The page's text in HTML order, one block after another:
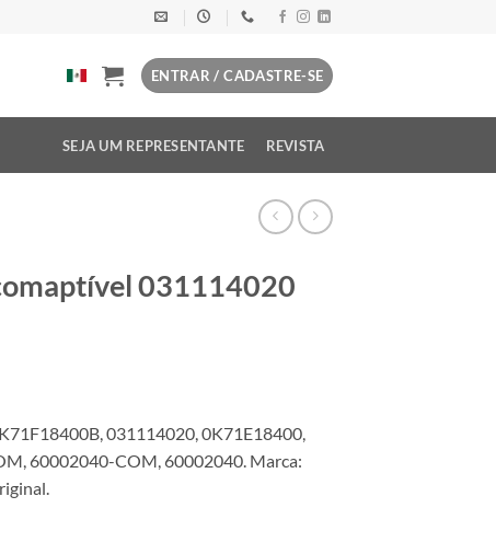
ENTRAR / CADASTRE-SE
SEJA UM REPRESENTANTE REVISTA
031114020
031114020, 0K71E18400,
60002040-COM, 60002040. Marca: